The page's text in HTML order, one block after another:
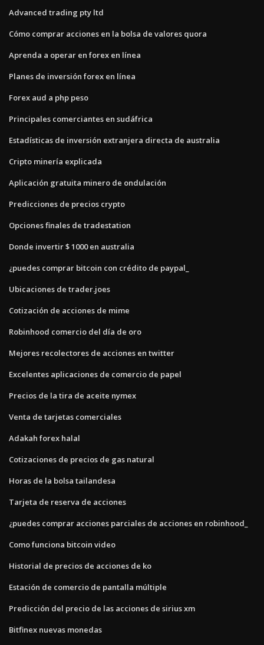
Advanced trading pty ltd
Cómo comprar acciones en la bolsa de valores quora
Aprenda a operar en forex en línea
Planes de inversión forex en línea
Forex aud a php peso
Principales comerciantes en sudáfrica
Estadísticas de inversión extranjera directa de australia
Cripto minería explicada
Aplicación gratuita minero de ondulación
Predicciones de precios crypto
Opciones finales de tradestation
Donde invertir $ 1000 en australia
¿puedes comprar bitcoin con crédito de paypal_
Ubicaciones de trader.joes
Cotización de acciones de mime
Robinhood comercio del día de oro
Mejores recolectores de acciones en twitter
Excelentes aplicaciones de comercio de papel
Precios de la tira de aceite nymex
Venta de tarjetas comerciales
Adakah forex halal
Cotizaciones de precios de gas natural
Horas de la bolsa tailandesa
Tarjeta de reserva de acciones
¿puedes comprar acciones parciales de acciones en robinhood_
Como funciona bitcoin video
Historial de precios de acciones de ko
Estación de comercio de pantalla múltiple
Predicción del precio de las acciones de sirius xm
Bitfinex nuevas monedas